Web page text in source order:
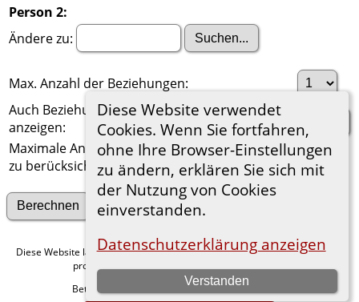
Diese Website verwendet
Cookies. Wenn Sie fortfahren,
ohne Ihre Browser-Einstellungen
zu ändern, erklären Sie sich mit
der Nutzung von Cookies
einverstanden.
Datenschutzerklärung anzeigen
Verstanden
Person 2:
Ändere zu:
Max. Anzahl der Beziehungen:
Auch Beziehungen über einen Ehepartner
anzeigen:
Maximale Anzahl der
zu berücksichtigenden Generationen:
Suche nach anderen Verbindungen
Diese Website läuft mitThe Next Generation of Genealogy Sitebuildingv. 15.0.1,
programmiert von Darrin Lythgoe © 2001-2026.
Betreut von
. |Datenschutzerklärung